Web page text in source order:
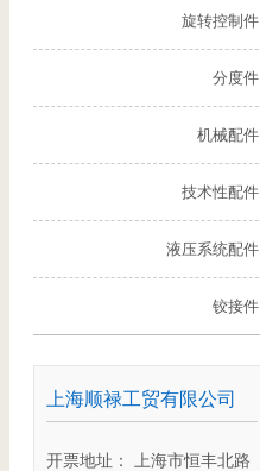
旋转控制件
分度件
机械配件
技术性配件
液压系统配件
铰接件
上海顺禄工贸有限公司
开票地址： 上海市恒丰北路